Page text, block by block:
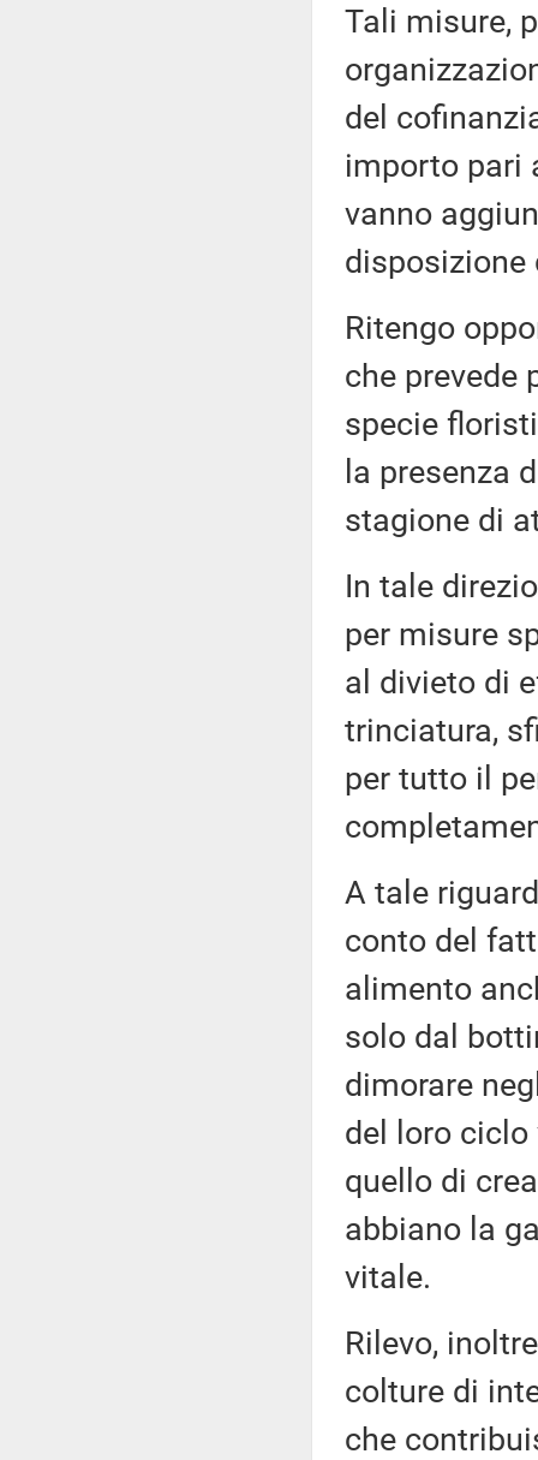
Tali misure,
del
importo pari
vanno
disposizione
Ritengo
che prevede
specie
la presenza
stagione di
In tale
per misure
al divieto di
trinciatura,
per tutto il
A tale
conto del
alimento
solo dal
dimorare
del loro ciclo
quello di
abbiano la
vitale.
Rilevo,
colture di
che